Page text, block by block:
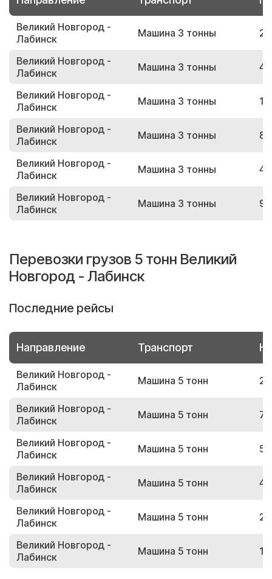
Великий Новгород -
Лабинск
Машина 3 тонны
Великий Новгород -
Лабинск
Машина 3 тонны
Великий Новгород -
Лабинск
Машина 3 тонны
Великий Новгород -
Лабинск
Машина 3 тонны
Великий Новгород -
Лабинск
Машина 3 тонны
Великий Новгород -
Лабинск
Машина 3 тонны
Перевозки грузов 5 тонн Великий
Новгород - Лабинск
Последние рейсы
Направление Транспорт
Великий Новгород -
Лабинск
Машина 5 тонн
Великий Новгород -
Лабинск
Машина 5 тонн
Великий Новгород -
Лабинск
Машина 5 тонн
Великий Новгород -
Лабинск
Машина 5 тонн
Великий Новгород -
Лабинск
Машина 5 тонн
Великий Новгород -
Лабинск
Машина 5 тонн